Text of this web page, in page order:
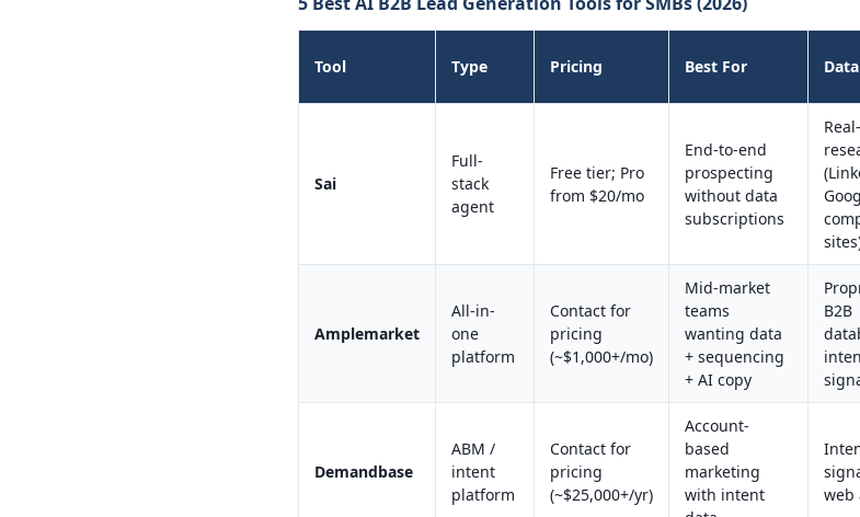
Tool Type Pricing Best For
Sai
Full-
stack
agent
Free tier; Pro
from $20/mo
End-to-end
prospecting
without data
subscriptions
Amplemarket
All-in-
one
platform
Contact for
pricing
(~$1,000+/mo)
Mid-market
teams
wanting data
+ sequencing
+ AI copy
B2B
Demandbase
ABM /
intent
platform
Contact for
pricing
(~$25,000+/yr)
Account-
based
marketing
with intent
web